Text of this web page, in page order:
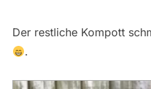
Der restliche Kompott
.